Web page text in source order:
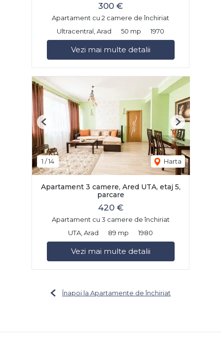
300 €
Apartament cu 2 camere de închiriat
Ultracentral, Arad
50 mp 1970
Vezi mai multe detalii
1 /14 Harta
Previous Next
Apartament 3 camere, Ared UTA, etaj 5,
parcare
420 €
Apartament cu 3 camere de închiriat
UTA, Arad
89 mp 1980
Vezi mai multe detalii
Înapoi la Apartamente de închiriat